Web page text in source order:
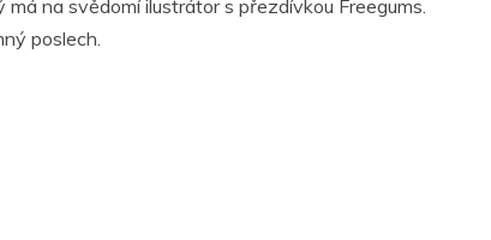
na svědomí ilustrátor s přezdívkou Freegums.
poslech.